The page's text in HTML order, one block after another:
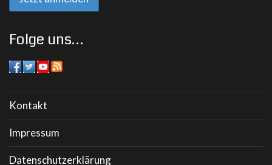
Folge uns…
Kontakt
Impressum
Datenschutzerklärung